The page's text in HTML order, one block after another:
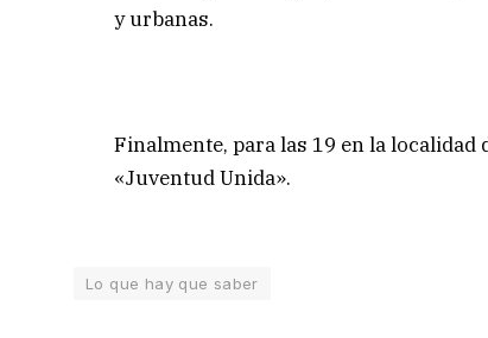
y urbanas.
Finalmente, para las 19 en la
«Juventud Unida».
Lo que hay que saber